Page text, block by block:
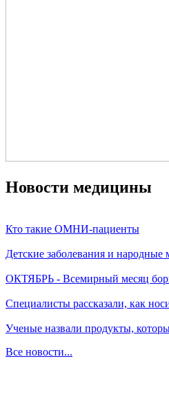
Новости медицины
Кто такие ОМНИ-пациенты
Детские заболевания и народные
ОКТЯБРЬ - Всемирный месяц
Специалисты рассказали, как
Ученые назвали продукты,
Все новости...